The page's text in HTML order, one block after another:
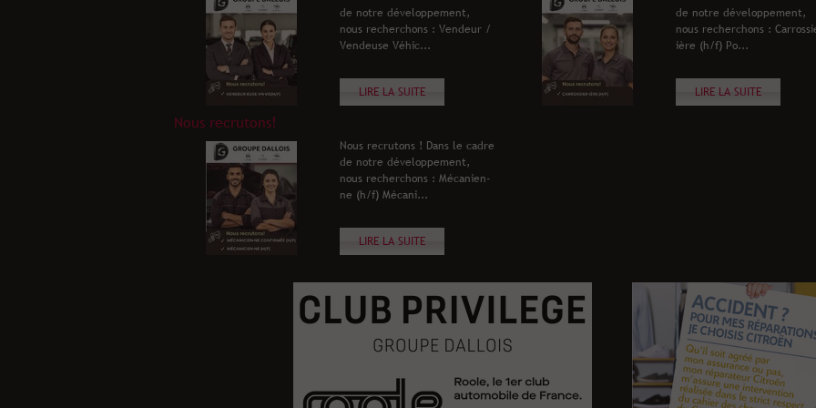
de notre développement,
nous recherchons : Vendeur /
Vendeuse Véhic...
LIRE LA SUITE
de notre développement,
nous recherchons :
ière (h/f) Po...
LIRE LA SUITE
Nous recrutons!
Nous recrutons ! Dans le cadre
de notre développement,
nous recherchons : Mécanien-
ne (h/f) Mécani...
LIRE LA SUITE